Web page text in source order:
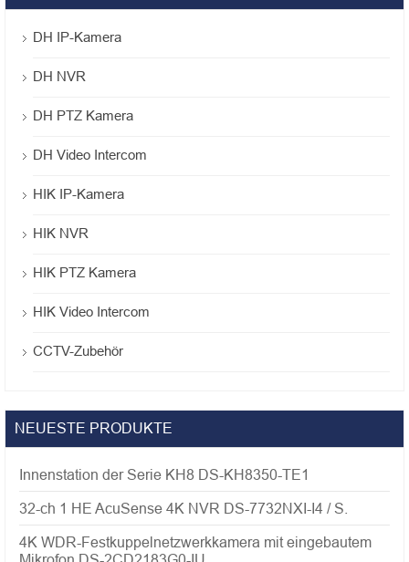
DH IP-Kamera
DH NVR
DH PTZ Kamera
DH Video Intercom
HIK IP-Kamera
HIK NVR
HIK PTZ Kamera
HIK Video Intercom
CCTV-Zubehör
NEUESTE PRODUKTE
Innenstation der Serie KH8 DS-KH8350-TE1
32-ch 1 HE AcuSense 4K NVR DS-7732NXI-I4 / S.
4K WDR-Festkuppelnetzwerkkamera mit eingebautem